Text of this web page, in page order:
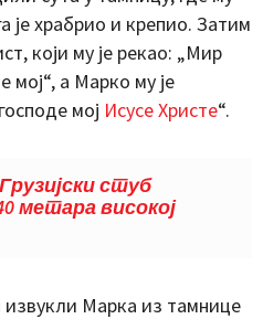
је храбрио и крепио. Затим
који му је рекао: „Мир
мој“, а Марко му је
мој Исусе Христе“.
Грузијски стуб
метара високој
Марка из тамнице